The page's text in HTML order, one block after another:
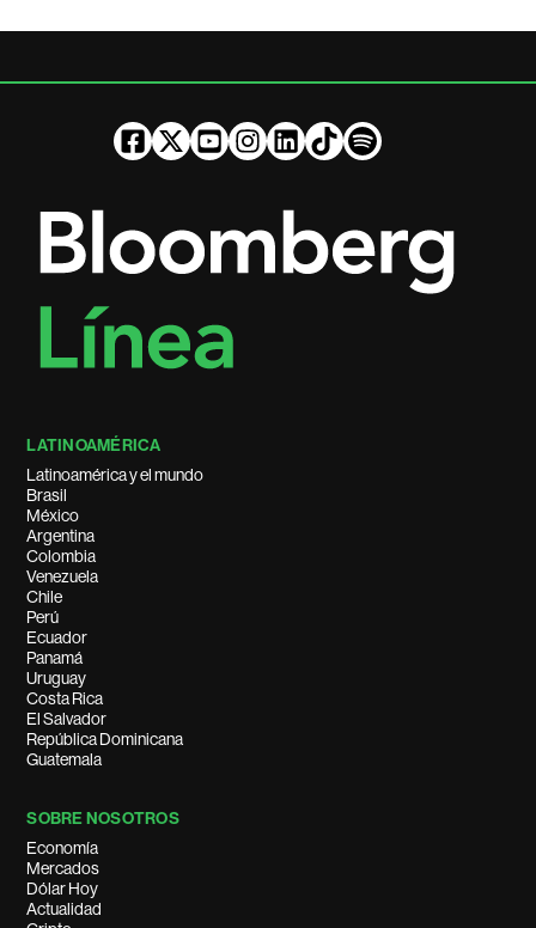
LATINOAMÉRICA
Latinoamérica y el mundo
Brasil
México
Argentina
Colombia
Venezuela
Chile
Perú
Ecuador
Panamá
Uruguay
Costa Rica
El Salvador
República Dominicana
Guatemala
SOBRE NOSOTROS
Economía
Mercados
Dólar Hoy
Actualidad